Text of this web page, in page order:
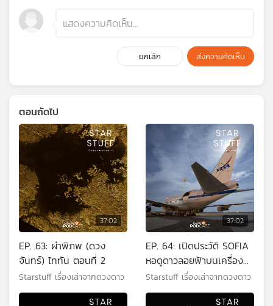
ยกเลิก ส่งความคิดเห็น
ตอนถัดไป
37:02
EP. 63: ผ่าพิภพ (ดวง
จันทร์) ไททัน ตอนที่ 2
Starstuff เรื่องเล่าจากดวงดาว
37:02
EP. 64: เปิดประวัติ SOFIA
หอดูดาวลอยฟ้าบนเครื่อง
บินโบอิ้ง 747
Starstuff เรื่องเล่าจากดวงดาว